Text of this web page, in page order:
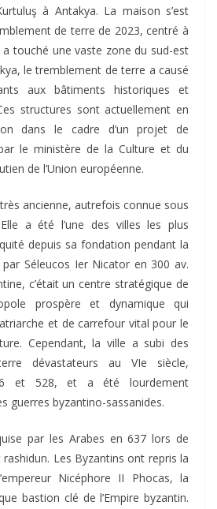
à Antakya. La maison s’est
de terre de 2023, centré à
touché une vaste zone du sud-est
le tremblement de terre a causé
aux bâtiments historiques et
structures sont actuellement en
dans le cadre d’un projet de
le ministère de la Culture et du
de l’Union européenne.
ancienne, autrefois connue sous
a été l’une des villes les plus
depuis sa fondation pendant la
Séleucos Ier Nicator en 300 av.
c’était un centre stratégique de
prospère et dynamique qui
et de carrefour vital pour le
Cependant, la ville a subi des
dévastateurs au VIe siècle,
et 528, et a été lourdement
guerres byzantino-sassanides.
par les Arabes en 637 lors de
rashidun. Les Byzantins ont repris la
Nicéphore II Phocas, la
bastion clé de l’Empire byzantin.